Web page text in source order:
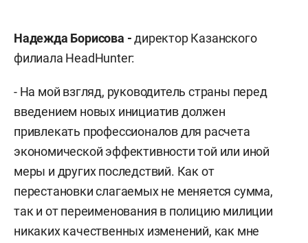
Надежда Борисова -директор Казанского
филиала HeadHunter:
- На мой взгляд, руководитель страны перед
введением новых инициатив должен
привлекать профессионалов для расчета
экономической эффективности той или иной
меры и других последствий. Как от
перестановки слагаемых не меняется сумма,
так и от переименования в полицию милиции
никаких качественных изменений, как мне